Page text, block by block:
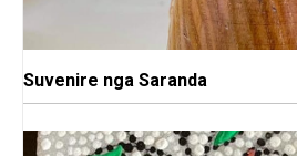
Suvenire nga Saranda